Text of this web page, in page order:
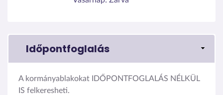
Időpontfoglalás
A kormányablakokat IDŐPONTFOGLALÁS NÉLKÜL
IS felkeresheti.